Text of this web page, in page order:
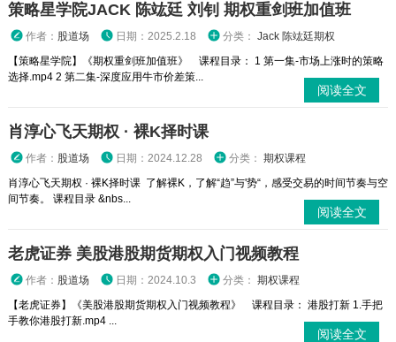
策略星学院JACK 陈竑廷 刘钊 期权重剑班加值班
作者： 股道场 日期：2025.2.18 分类： Jack 陈竑廷期权
【策略星学院】《期权重剑班加值班》 课程目录： 1 第一集-市场上涨时的策略
选择.mp4 2 第二集-深度应用牛市价差策...
阅读全文
肖淳心飞天期权 · 裸K择时课
作者： 股道场 日期：2024.12.28 分类： 期权课程
肖淳心飞天期权 · 裸K择时课 了解裸K，了解“趋”与'势“，感受交易的时间节奏与空
间节奏。 课程目录 &nbs...
阅读全文
老虎证券 美股港股期货期权入门视频教程
作者： 股道场 日期：2024.10.3 分类： 期权课程
【老虎证券】《美股港股期货期权入门视频教程》 课程目录： 港股打新 1.手把
手教你港股打新.mp4 ...
阅读全文